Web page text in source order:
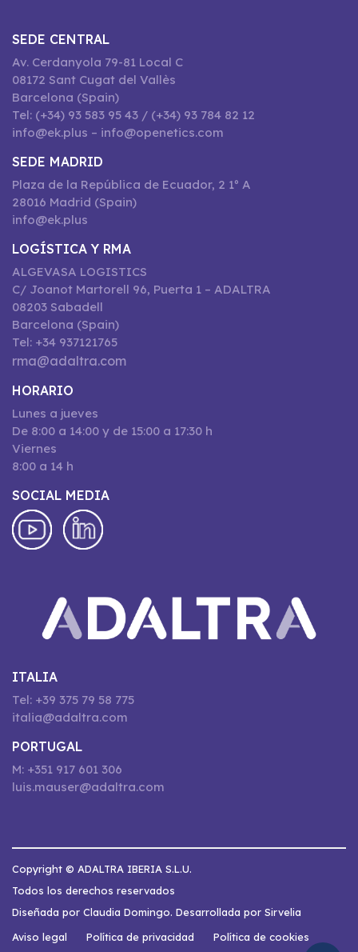
SEDE CENTRAL
Av. Cerdanyola 79-81 Local C
08172 Sant Cugat del Vallès
Barcelona (Spain)
Tel: (+34) 93 583 95 43 / (+34) 93 784 82 12
info@ek.plus – info@openetics.com
SEDE MADRID
Plaza de la República de Ecuador, 2 1º A
28016 Madrid (Spain)
info@ek.plus
LOGÍSTICA Y RMA
ALGEVASA LOGISTICS
C/ Joanot Martorell 96, Puerta 1 – ADALTRA
08203 Sabadell
Barcelona (Spain)
Tel: +34 937121765
rma@adaltra.com
HORARIO
Lunes a jueves
De 8:00 a 14:00 y de 15:00 a 17:30 h
Viernes
8:00 a 14 h
SOCIAL MEDIA
ITALIA
Tel: +39 375 79 58 775
italia@adaltra.com
PORTUGAL
M: +351 917 601 306
luis.mauser@adaltra.com
Copyright © ADALTRA IBERIA S.L.U.
Todos los derechos reservados
Diseñada por Claudia Domingo. Desarrollada por Sirvelia
Aviso legal
Política de privacidad
Política de cookies